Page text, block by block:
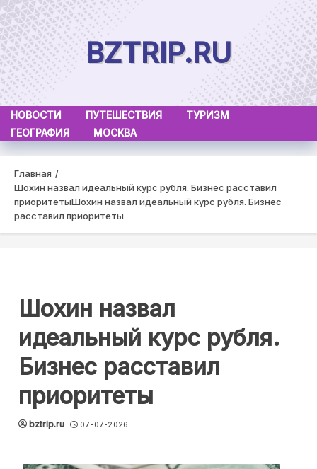
Skip
to
content
BZTRIP.RU
НОВОСТИ ПУТЕШЕСТВИЯ
ТУРИЗМ
ГЕОГРАФИЯ
МОСКВА
Главная
Шохин назвал идеальный курс рубля. Бизнес расставил
приоритетыШохин назвал идеальный курс рубля. Бизнес
расставил приоритеты
Шохин назвал
идеальный курс рубля.
Бизнес расставил
приоритеты
bztrip.ru 07-07-2026